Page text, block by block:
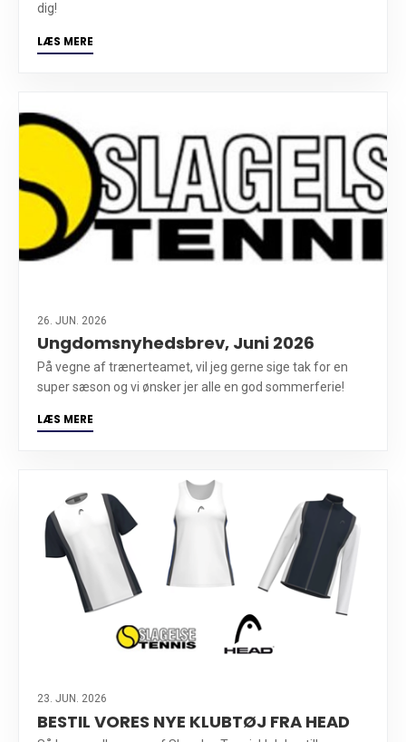
dig!
LÆS MERE
26. JUN. 2026
Ungdomsnyhedsbrev, Juni 2026
På vegne af trænerteamet, vil jeg gerne sige tak for en
super sæson og vi ønsker jer alle en god sommerferie!
LÆS MERE
23. JUN. 2026
BESTIL VORES NYE KLUBTØJ FRA HEAD